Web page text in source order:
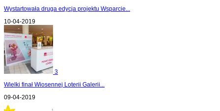
Wystartowała druga edycja projektu Wsparcie...
10-04-2019
3
Wielki finał Wiosennej Loterii Galerii...
09-04-2019